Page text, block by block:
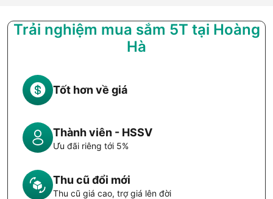
Trải nghiệm mua sắm 5T tại Hoàng
Hà
Tốt hơn về giá
Thành viên - HSSV
Ưu đãi riêng tới 5%
Thu cũ đổi mới
Thu cũ giá cao, trợ giá lên đời